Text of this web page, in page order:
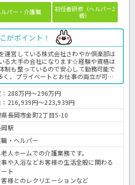
ルパー・介護職
初任者研修（ヘルパー2
級）
がポイント！
運営している株式会社さわやか倶楽部は
る大手の会社になります☆経験や資格は
も整っているので安心して勤務可能で
、プライベートとお仕事の両立が可能
歳で長く勤務することも可能で、65歳以
るので安心の職場です〇求人が気になる
合わせください！有料老人ホームでの介
正職員 有料老人ホームの求人＞
：288万円～296万円
：216,939円～223,939円
長岡市金町2丁目5-10
駅
・ヘルパー
人ホームでの介護業務です。
事や入浴などお客様の生活全般に関わる
ト
客様とのレクリエーションなど